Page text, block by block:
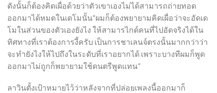
ดังนั้นก็ต้องคิดเผื่อด้วยว่าตัวเขาเองไม่ได้สามารถถ่ายทอด
ออกมาได้หมดในเดโมนั้น“ผมก็ต้องพยายามคิดเผื่อว่าจะอัดเด
โมในส่วนของตัวเองยังไง ให้สามารไกด์คนที่ไปอัดจริงได้ใน
ทิศทางที่เราต้องการงี้ครับ เป็นการชาเลนจ์ตรงนั้นมากกว่าว่า
จะทำยังไงให้ไปถึงในระดับที่เราอยากได้ เพราะบางทีผมก็พูด
ออกมาไม่ถูกก็พยายามใช้ดนตรีพูดแทน”
ลาวินตั้งเป้าหมายไว้ว่าหลังจากที่ปล่อยเพลงนี้ออกมาก็